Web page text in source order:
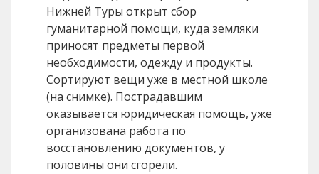
Нижней Туры открыт сбор
гуманитарной помощи, куда земляки
приносят предметы первой
необходимости, одежду и продукты.
Сортируют вещи уже в местной школе
(на снимке). Пострадавшим
оказывается юридическая помощь, уже
организована работа по
восстановлению документов, у
половины они сгорели.